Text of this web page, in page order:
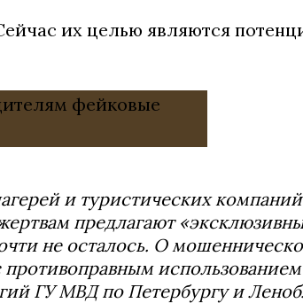
их целью являются
и туристических
предлагают
не осталось. О
использованием
ГУ МВД по Петербургу и